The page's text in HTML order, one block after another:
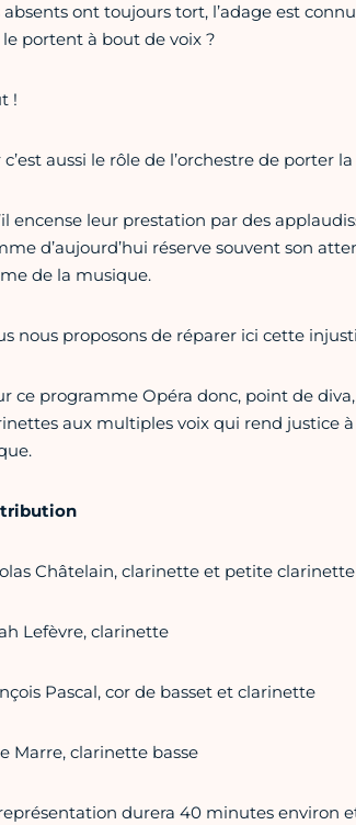
absents ont toujours tort, l’adage est
portent à bout de voix ?
!
c’est aussi le rôle de l’orchestre de porter
encense leur prestation par des
d’aujourd’hui réserve souvent son
de la musique.
nous proposons de réparer ici cette
ce programme Opéra donc, point de
aux multiples voix qui rend justice
Châtelain, clarinette et petite clarinette
Lefèvre, clarinette
Pascal, cor de basset et clarinette
Marre, clarinette basse
durera 40 minutes environ